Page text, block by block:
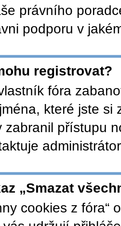
právního
podporu v
registrovat?
fóra
které jste si
zabranil přístupu
„Smazat
cookies z